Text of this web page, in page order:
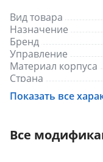
Вид товара
Назначение
Бренд
Управление
Материал корпуса
Страна
Монтаж
Гарантия
Показать все
Все